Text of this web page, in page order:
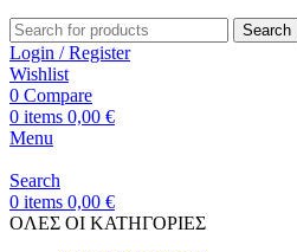
Search
Login / Register
Wishlist
0 Compare
0 items 0,00 €
Menu
Search
0 items 0,00 €
OΛΕΣ ΟΙ ΚΑΤΗΓΟΡΙΕΣ